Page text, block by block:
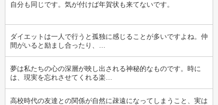
自分も同じです。気が付けば年賀状も来てないです。
ダイエットは一人で行うと孤独に感じることが多いですよね。仲
間がいると励まし合ったり、…
夢は私たちの心の深層が映し出される神秘的なものです。時に
は、現実を忘れさせてくれる楽…
高校時代の友達との関係が自然に疎遠になってしまうこと、実は